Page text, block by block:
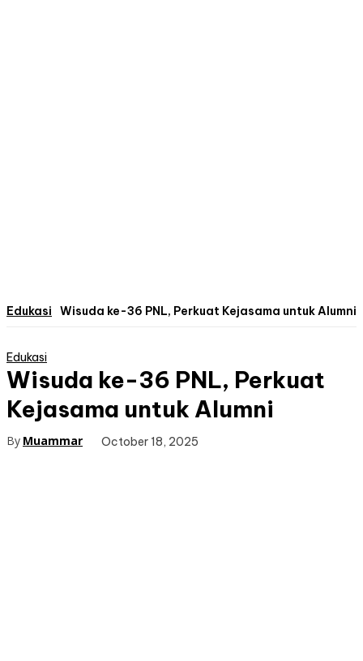
Edukasi Wisuda ke-36 PNL, Perkuat Kejasama untuk Alumni
Edukasi
Wisuda ke-36 PNL, Perkuat
Kejasama untuk Alumni
By Muammar October 18, 2025